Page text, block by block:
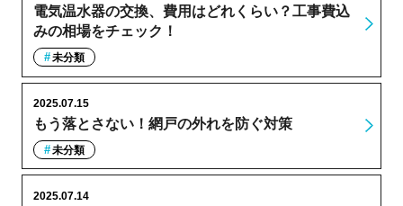
電気温水器の交換、費用はどれくらい？工事費込
みの相場をチェック！
未分類
もう落とさない！網戸の外れを防ぐ対策
2025.07.15
未分類
2025.07.14